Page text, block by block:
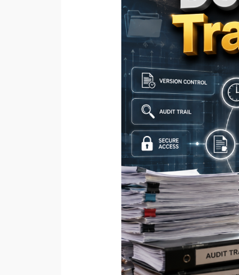
Cerdas
Meningkatkan
Transparansi
Administrasi